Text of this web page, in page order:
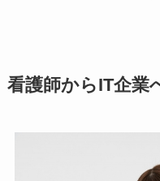
看護師からIT企業